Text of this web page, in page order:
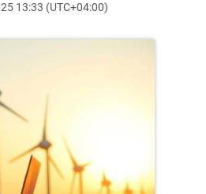
13:33 (UTC+04:00)